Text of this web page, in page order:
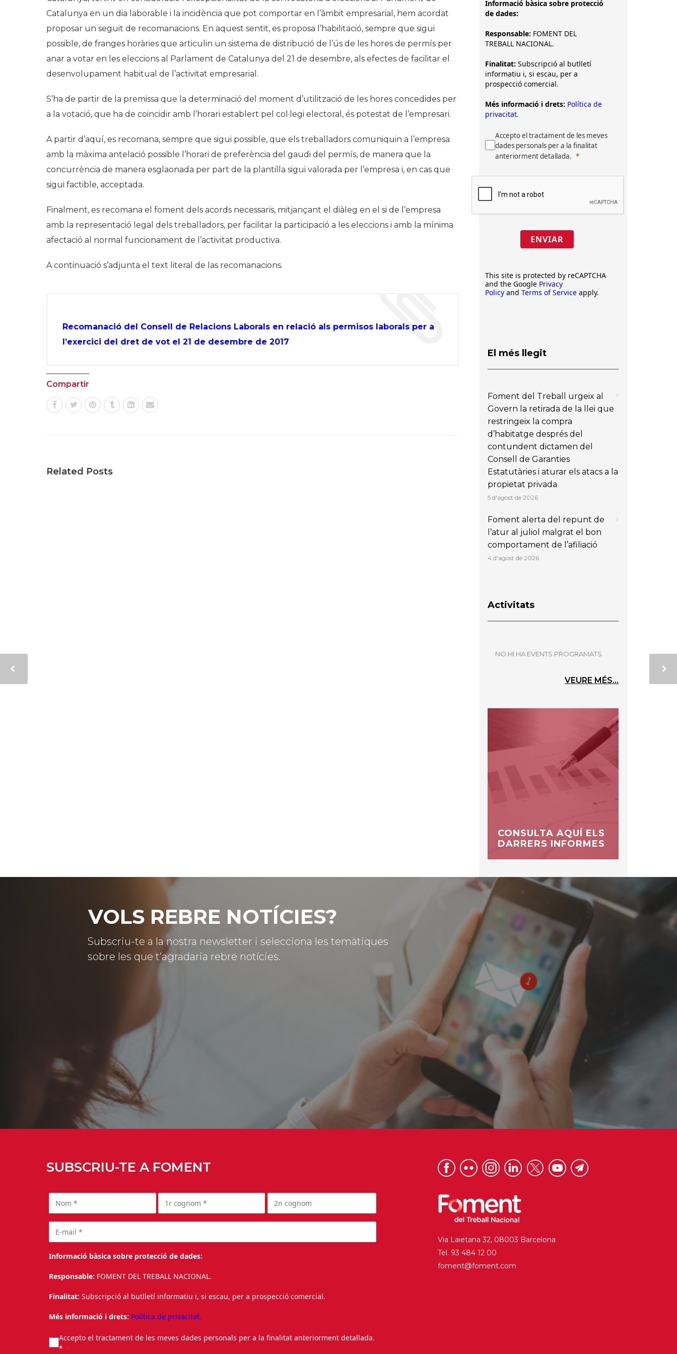
Història
Galeria de Presidents
Biblioteca Arxiu
Seu Social
Catalunya en un dia laborable i la incidència que pot comportar en l’àmbit empresarial , hem acordat
proposar un seguit de recomanacions. En aquest sentit, es proposa l’habilitació, sempre que sigui
possible, de franges horàries que articulin un sistema de distribució de l’ús de les hores de permís per
anar a votar en les eleccions al Parlament de Catalunya del 21 de desembre, als efectes de facilitar el
desenvolupament habitual de l’activitat empresarial .
S’ha de partir de la premissa que la determinació del moment d’utilització de les hores concedides per
a la votació, que ha de coincidir amb l’horari establert pel col·legi electoral, és potestat de l’empresari.
A partir d’aquí, es recomana, sempre que sigui possible, que els treballadors comuniquin a l’empresa
amb la màxima antelació possible l’horari de preferència del gaudi del permís, de manera que la
concurrència de manera esglaonada per part de la plantilla sigui valorada per l’empresa i, en cas que
sigui factible, acceptada.
Finalment, es recomana el foment dels acords necessaris, mitjançant el diàleg en el si de l’empresa
amb la representació legal dels treballadors, per facilitar la participació a les eleccions i amb la mínima
afectació al normal funcionament de l’activitat productiva.
A continuació s’adjunta el text literal de las recomanacions.
Recomanació del Consell de Relacions Laborals en relació als permisos laborals per a
l’exercici del dret de vot el 21 de desembre de 2017
Compartir
Related Posts
Informació bàsica sobre protecció
de dades:
Responsable: FOMENT DEL
TREBALL NACIONAL.
Finalitat: Subscripció al butlletí
informatiu i, si escau, per a
prospecció comercial.
Més informació i drets: Política de
privacitat.
Accepto el tractament de les meves
dades personals per a la finalitat
anteriorment detallada.
ENVIAR
This site is protected by reCAPTCHA
and the Google Privacy
Policy and Terms of Service apply.
El més llegit
Foment del Treball urgeix al
Govern la retirada de la llei que
restringeix la compra
d’habitatge després del
contundent dictamen del
Consell de Garanties
Estatutàries i aturar els atacs a la
propietat privada
5 d'agost de 2026
Foment alerta del repunt de
l’atur al juliol malgrat el bon
comportament de l’afiliació
4 d'agost de 2026
Activitats
NO HI HA EVENTS PROGRAMATS
VEURE MÉS...
CONSULTA AQUÍ ELS
DARRERS INFORMES
VOLS REBRE NOTÍCIES?
Subscriu-te a la nostra newsletter i selecciona les temàtiques
sobre les que t’agradaria rebre notícies.
SUBSCRIU-TE A FOMENT
Informació bàsica sobre protecció de dades:
Responsable: FOMENT DEL TREBALL NACIONAL.
Finalitat: Subscripció al butlletí informatiu i, si escau, per a prospecció comercial.
Més informació i drets: Política de privacitat.
Accepto el tractament de les meves dades personals per a la finalitat anteriorment detallada.
*
Via Laietana 32, 08003 Barcelona
Tel. 93 484 12 00
foment@foment.com